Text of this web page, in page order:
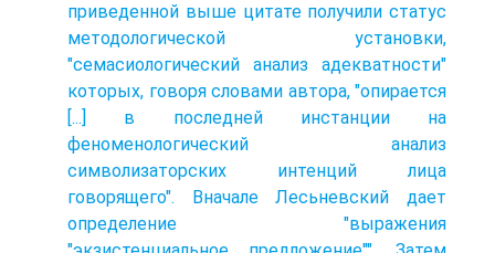
приведенной выше цитате получили статус
методологической установки,
"семасиологический анализ адекватности"
которых, говоря словами автора, "опирается
[...] в последней инстанции на
феноменологический анализ
символизаторских интенций лица
говорящего". Вначале Лесьневский дает
определение "выражения